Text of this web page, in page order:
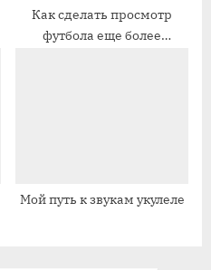
Как сделать просмотр
футбола еще более
Мой путь к звукам укулеле